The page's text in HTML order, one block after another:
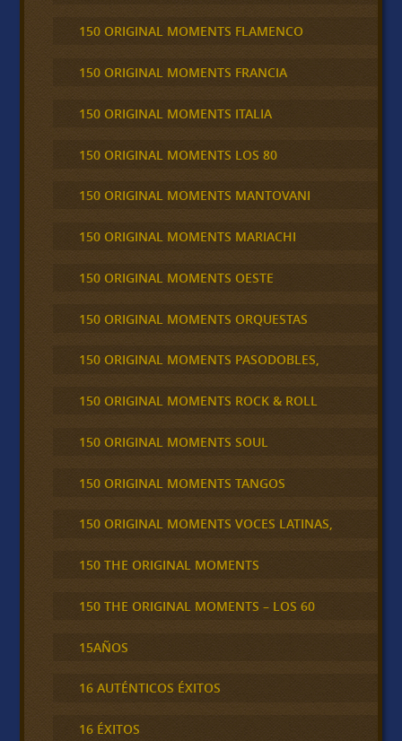
150 ORIGINAL MOMENTS FLAMENCO
150 ORIGINAL MOMENTS FRANCIA
150 ORIGINAL MOMENTS ITALIA
150 ORIGINAL MOMENTS LOS 80
150 ORIGINAL MOMENTS MANTOVANI
150 ORIGINAL MOMENTS MARIACHI
150 ORIGINAL MOMENTS OESTE
150 ORIGINAL MOMENTS ORQUESTAS
150 ORIGINAL MOMENTS PASODOBLES,
150 ORIGINAL MOMENTS ROCK & ROLL
150 ORIGINAL MOMENTS SOUL
150 ORIGINAL MOMENTS TANGOS
150 ORIGINAL MOMENTS VOCES LATINAS,
150 THE ORIGINAL MOMENTS
150 THE ORIGINAL MOMENTS – LOS 60
15AÑOS
16 AUTÉNTICOS ÉXITOS
16 ÉXITOS